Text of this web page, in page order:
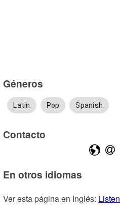
Géneros
Latin Pop Spanish
Contacto
En otros idiomas
Ver esta página en Inglés: